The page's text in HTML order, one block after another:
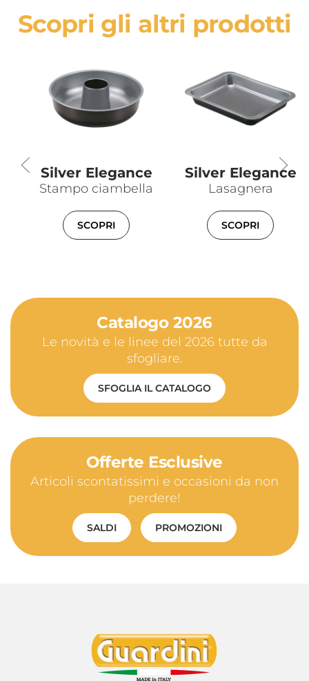
Scopri gli altri prodotti
Silver Elegance
Stampo ciambella
SCOPRI
Silver Elegance
Lasagnera
SCOPRI
Catalogo 2026
Le novità e le linee del 2026 tutte da
sfogliare.
SFOGLIA IL CATALOGO
Offerte Esclusive
Articoli scontatissimi e occasioni da non
perdere!
SALDI PROMOZIONI